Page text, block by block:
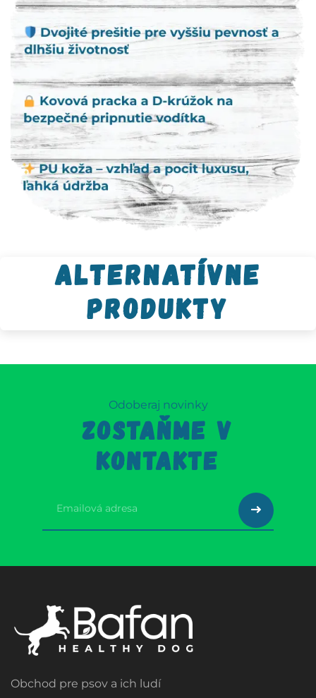
Alternatívne
produkty
Odoberaj novinky
ZOSTAŇME V
KONTAKTE
Obchod pre psov a ich ludí